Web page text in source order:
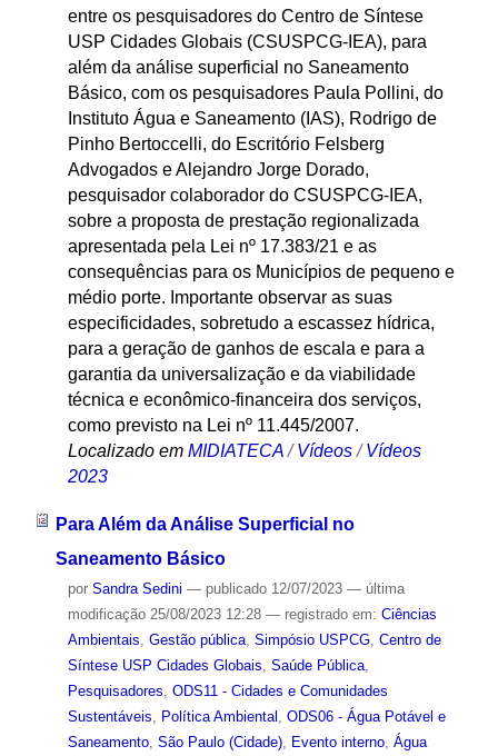
entre os pesquisadores do Centro de Síntese
USP Cidades Globais (CSUSPCG-IEA), para
além da análise superficial no Saneamento
Básico, com os pesquisadores Paula Pollini, do
Instituto Água e Saneamento (IAS), Rodrigo de
Pinho Bertoccelli, do Escritório Felsberg
Advogados e Alejandro Jorge Dorado,
pesquisador colaborador do CSUSPCG-IEA,
sobre a proposta de prestação regionalizada
apresentada pela Lei nº 17.383/21 e as
consequências para os Municípios de pequeno e
médio porte. Importante observar as suas
especificidades, sobretudo a escassez hídrica,
para a geração de ganhos de escala e para a
garantia da universalização e da viabilidade
técnica e econômico-financeira dos serviços,
como previsto na Lei nº 11.445/2007.
Localizado em MIDIATECA /Vídeos /Vídeos
2023
Para Além da Análise Superficial no
Saneamento Básico
por Sandra Sedini — publicado12/07/2023 — última
modificação25/08/2023 12:28 — registrado em: Ciências
Ambientais Gestão pública, Simpósio USPCG, Centro de
Síntese USP Cidades Globais Saúde Pública,
Pesquisadores ODS11 - Cidades e Comunidades
Sustentáveis
Política Ambiental ODS06 - Água Potável e
Saneamento, São Paulo (Cidade), Evento interno, Água